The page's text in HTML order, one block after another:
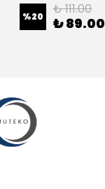
%20 ₺ 111.00
₺ 89.00